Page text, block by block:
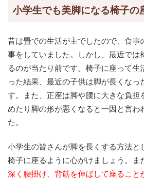
小学生でも美脚になる椅子の
昔は畳での生活が主でしたので、食事
事をしていました。しかし、最近では
るのが当たり前です。椅子に座って生
った結果、最近の子供は脚が長くなっ
す。また、正座は脚や腰に大きな負担
めたり脚の形が悪くなると一因と言わ
た。
小学生の皆さんが脚を長くする方法と
椅子に座るように心がけましょう。ま
深く腰掛け、背筋を伸ばして座ること